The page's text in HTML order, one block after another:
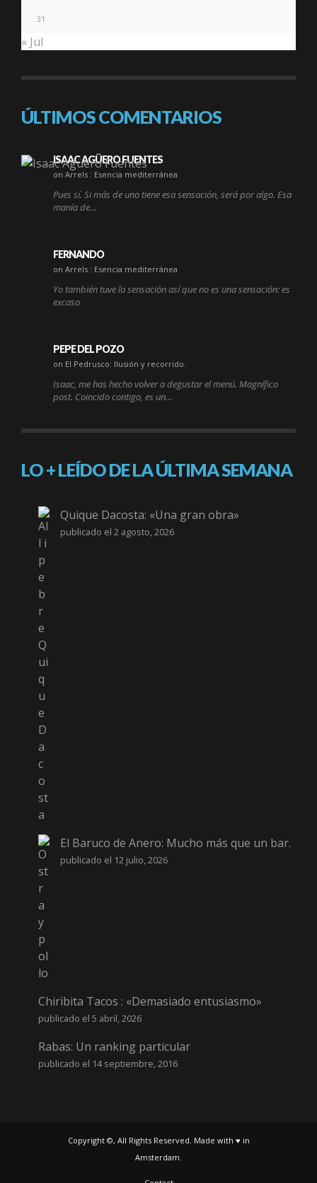
31
« Jul
ÚLTIMOS COMENTARIOS
ISAAC AGÜERO FUENTES
on Arrels : Esencia mediterránea
Pues sí. Si más de uno tiene esa sensación, será por algo. Esa
manía de…
FERNANDO
on Arrels : Esencia mediterránea
Yo también tuve la sensación así que no es una sensación: es
excaso
PEPE DEL POZO
on El Pedrusco: Ilusión y recorrido.
Isaac, me has hecho volver a degustar el menú. Magnífico
post. Coincido contigo, es un…
LO + LEÍDO DE LA ÚLTIMA SEMANA
Quique Dacosta: «Una gran obra»
publicado el 2 agosto, 2026
El Baruco de Anero: Mucho más que un bar.
publicado el 12 julio, 2026
Chiribita Tacos : «Demasiado entusiasmo»
publicado el 5 abril, 2026
Rabas: Un ranking particular
publicado el 14 septiembre, 2016
Copyright ©, All Rights Reserved. Made with ♥ in
Amsterdam.